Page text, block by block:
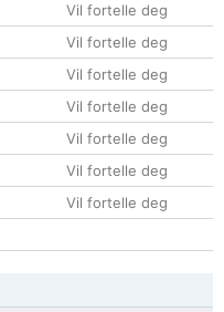
Vil fortelle deg
Vil fortelle deg
Vil fortelle deg
Vil fortelle deg
Vil fortelle deg
Vil fortelle deg
Vil fortelle deg